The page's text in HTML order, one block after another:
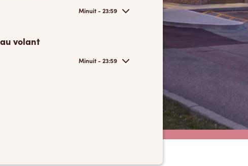
Minuit - 23:59
volant
Minuit - 23:59